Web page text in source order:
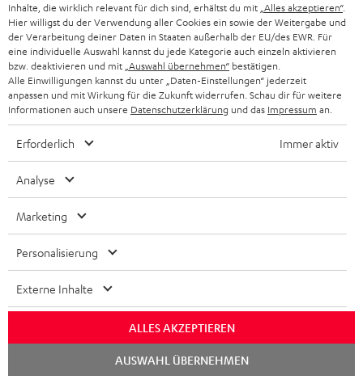
Albert
Sehr zufrieden, schöner und klarer Klang. Ich habe noch zwei
Optima 20 Lautsprecher mit Ständern für den Surround-Sound
gekauft. Perfekt, nu
Komplette Bewertung lesen
Albert R.
(automatisch übersetzt *)
Hochwertiges Komplettsystem
Ein beeindruckendes Heimkino-System, das eine hohe
gegeben. Dank der sehr profe
Heinz H.
15.02.2026
16.01.2026
Inhalte, die wirklich relevant für dich sind, erhältst du mit „Alles akzeptieren“.
Hier willigst du der Verwendung aller Cookies ein sowie der Weitergabe und
der Verarbeitung deiner Daten in Staaten außerhalb der EU/des EWR. Für
eine individuelle Auswahl kannst du jede Kategorie auch einzeln aktivieren
bzw. deaktivieren und mit „Auswahl übernehmen“ bestätigen.
Alle Einwilligungen kannst du unter „Daten-Einstellungen“ jederzeit
anpassen und mit Wirkung für die Zukunft widerrufen. Schau dir für weitere
Informationen auch unsere Datenschutzerklärung und das Impressum an.
Erforderlich Immer aktiv
Analyse
Marketing
Personalisierung
Externe Inhalte
ALLES AKZEPTIEREN
AUSWAHL ÜBERNEHMEN